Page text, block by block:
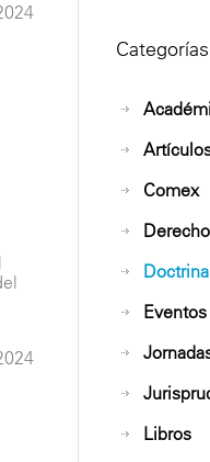
Categorías
Comex
Doctrina
Eventos
Libros